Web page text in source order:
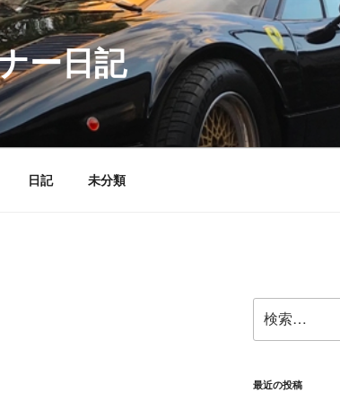
ー日記
日記 未分類
索:
最近の投稿